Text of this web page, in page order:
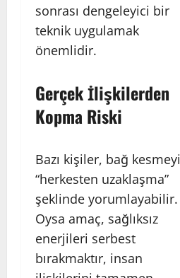
sonrası dengeleyici bir
teknik uygulamak
önemlidir.
Gerçek İlişkilerden
Kopma Riski
Bazı kişiler, bağ kesmeyi
“herkesten uzaklaşma”
şeklinde yorumlayabilir.
Oysa amaç, sağlıksız
enerjileri serbest
bırakmaktır, insan